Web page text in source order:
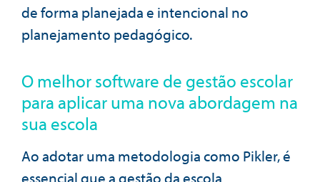
de forma planejada e intencional no
planejamento pedagógico.
O melhor software de gestão escolar
para aplicar uma nova abordagem na
sua escola
Ao adotar uma metodologia como Pikler, é
essencial que a gestão da escola